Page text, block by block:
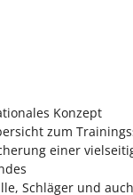
Konzept
zum
einer
Schläger und